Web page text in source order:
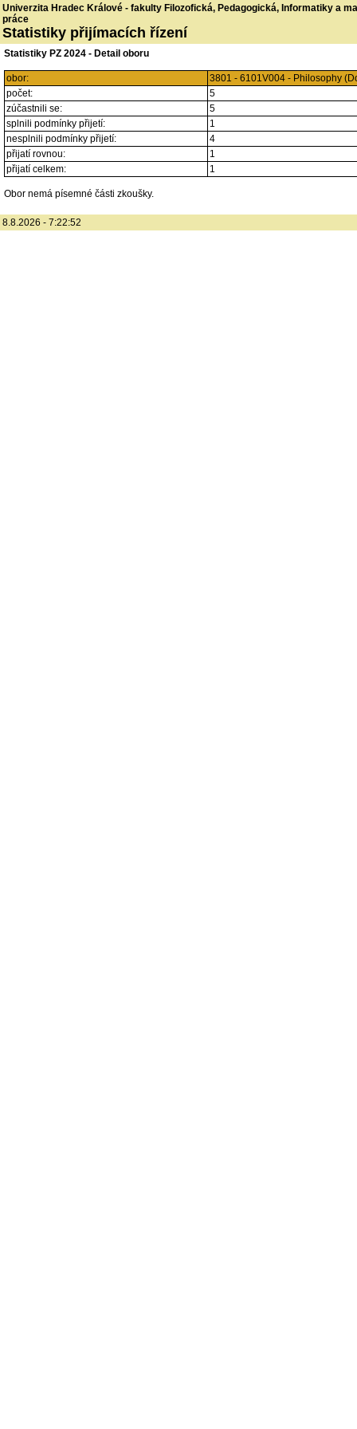
Univerzita Hradec Králové - fakulty Filozofická, Pedagogická, Informatiky a
práce
Statistiky přijímacích řízení
Statistiky PZ 2024 - Detail oboru
obor:
3801 - 6101V004 - Philosophy
počet:
5
zúčastnili se:
5
splnili podmínky přijetí:
1
nesplnili podmínky přijetí:
4
přijatí rovnou:
1
přijatí celkem:
1
Obor nemá písemné části zkoušky.
8.8.2026 - 7:22:52